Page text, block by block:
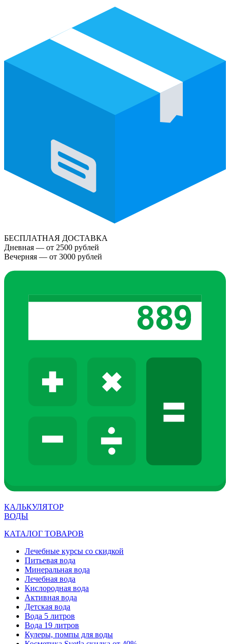
БЕСПЛАТНАЯ ДОСТАВКА
Дневная — от 2500 рублей
Вечерняя — от 3000 рублей
КАЛЬКУЛЯТОР
ВОДЫ
КАТАЛОГ ТОВАРОВ
Лечебные курсы со скидкой
Питьевая вода
Минеральная вода
Лечебная вода
Кислородная вода
Активная вода
Детская вода
Вода 5 литров
Вода 19 литров
Кулеры, помпы для воды